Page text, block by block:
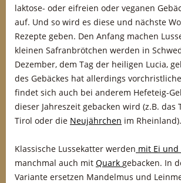
laktose- oder eifreien oder veganen
auf. Und so wird es diese und nächste
Rezepte geben. Den Anfang machen
kleinen Safranbrötchen werden in
Dezember, dem Tag der heiligen Lucia,
des Gebäckes hat allerdings
findet sich auch bei anderem Hefeteig-
dieser Jahreszeit gebacken wird (z.B. das
Tirol oder die Neujährchen im Rheinland).
Klassische Lussekatter werden mit Ei
manchmal auch mit Quark gebacken. In
Variante ersetzen Mandelmus und